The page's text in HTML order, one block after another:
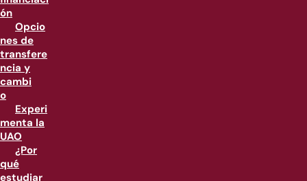
ón
Opcio
nes de
transfere
ncia y
cambi
o
Experi
menta la
UAO
¿Por
qué
estudiar